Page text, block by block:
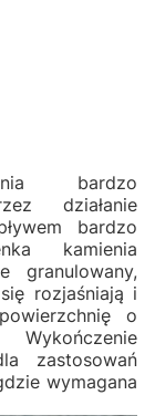
bardzo
działanie
bardzo
kamienia
rozjaśniają i
o
zastosowań
wymagana